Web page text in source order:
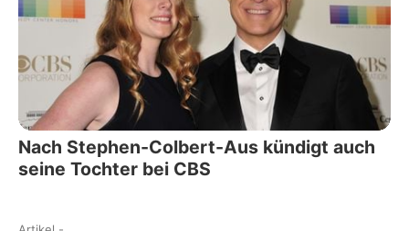
Nach Stephen-Colbert-Aus kündigt auch
seine Tochter bei CBS